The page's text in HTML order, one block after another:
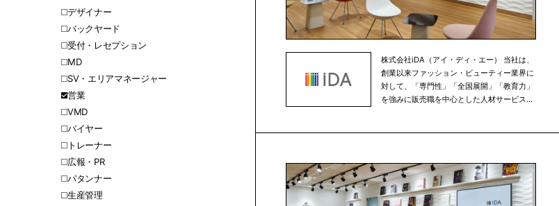
デザイナー
バックヤード
受付・レセプション
MD
SV・エリアマネージャー
営業
VMD
バイヤー
トレーナー
広報・PR
パタンナー
生産管理
株式会社iDA（アイ・ディ・エー） 当社は、
創業以来ファッション・ビューティー業界に
対して、「専門性」「全国展開」「教育力」
を強みに販売職を中心とした人材サービスを
人認定について 株式会社ｉＤＡは２０２２年
度より健康経営優良法人に認定されていま
す。 これは従業員の健康管理を経営的な視点